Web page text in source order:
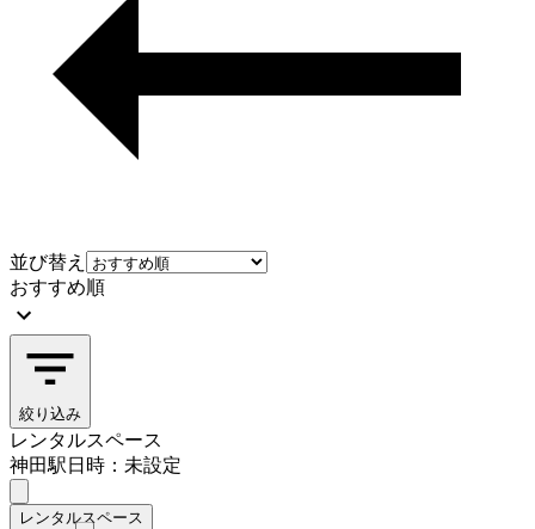
並び替え
おすすめ順
絞り込み
レンタルスペース
神田駅日時：未設定
レンタルスペース